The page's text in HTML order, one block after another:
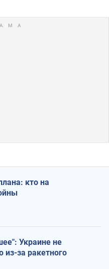
кто на
Украине не
из-за ракетного